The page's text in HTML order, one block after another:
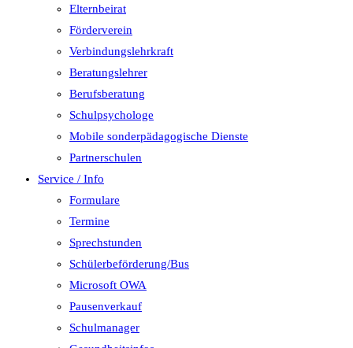
Elternbeirat
Förderverein
Verbindungslehrkraft
Beratungslehrer
Berufsberatung
Schulpsychologe
Mobile sonderpädagogische Dienste
Partnerschulen
Service / Info
Formulare
Termine
Sprechstunden
Schülerbeförderung/Bus
Microsoft OWA
Pausenverkauf
Schulmanager